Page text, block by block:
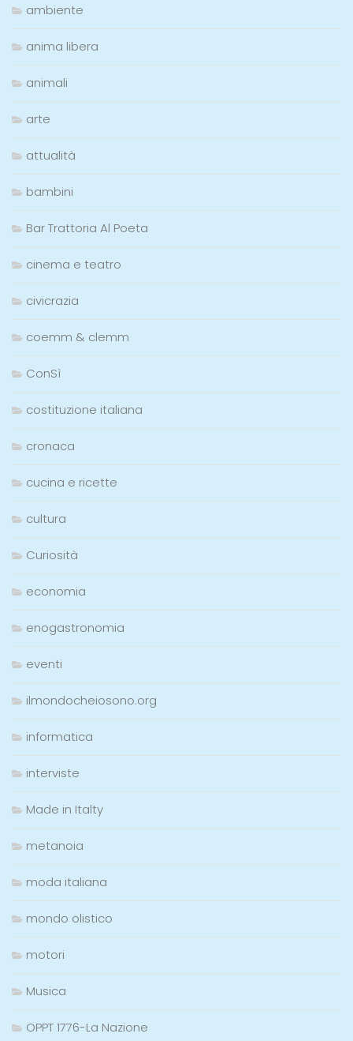
ambiente
anima libera
animali
arte
attualità
bambini
Bar Trattoria Al Poeta
cinema e teatro
civicrazia
coemm & clemm
ConSì
costituzione italiana
cronaca
cucina e ricette
cultura
Curiosità
economia
enogastronomia
eventi
ilmondocheiosono.org
informatica
interviste
Made in Italty
metanoia
moda italiana
mondo olistico
motori
Musica
OPPT 1776-La Nazione